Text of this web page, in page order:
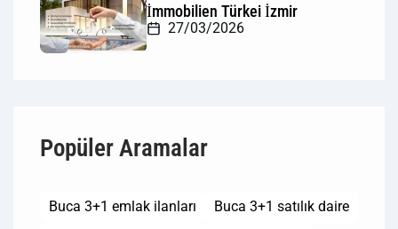
İmmobilien Türkei İzmir
27/03/2026
Popüler Aramalar
Buca 3+1 emlak ilanları
Buca 3+1 satılık daire